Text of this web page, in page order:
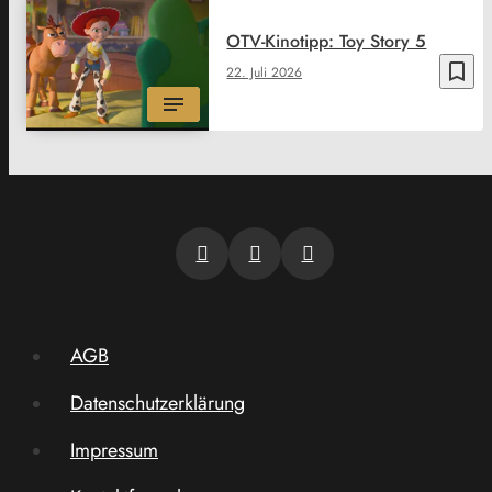
bookmark_border
22. Juli 2026
OTV-Kinotipp: Toy Story 5
AGB
Datenschutzerklärung
Impressum